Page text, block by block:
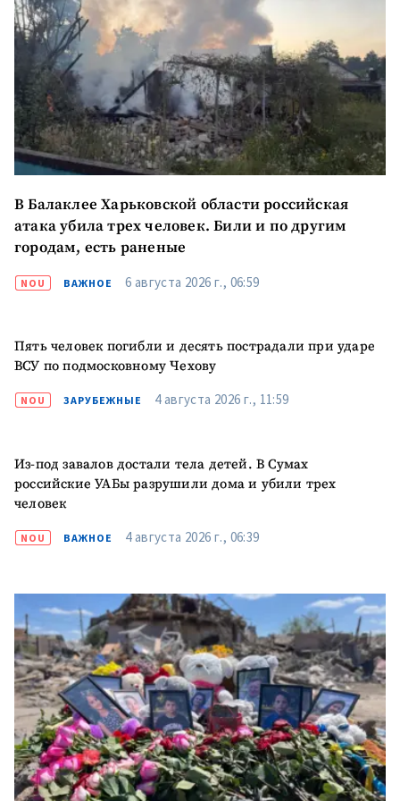
ПОДДЕРЖАТЬ
В Балаклее Харьковской области российская
атака убила трех человек. Били и по другим
городам, есть раненые
NOU ВАЖНОЕ 6 августа 2026 г., 06:59
Пять человек погибли и десять пострадали при ударе
ВСУ по подмосковному Чехову
NOU ЗАРУБЕЖНЫЕ 4 августа 2026 г., 11:59
Из-под завалов достали тела детей. В Сумах
российские УАБы разрушили дома и убили трех
человек
NOU ВАЖНОЕ 4 августа 2026 г., 06:39